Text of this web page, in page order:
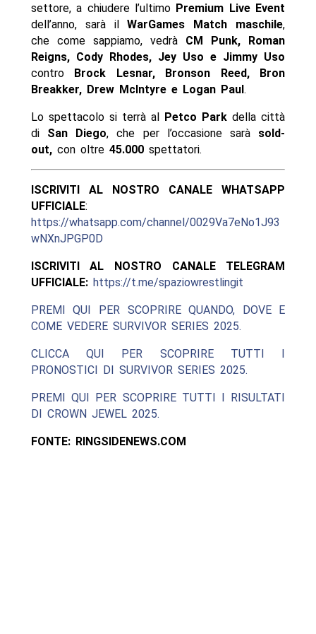
settore, a chiudere l’ultimo Premium Live Event
dell’anno, sarà ilWarGames Match maschile,
che come sappiamo, vedrà CM Punk, Roman
Reigns, Cody Rhodes, Jey Uso e Jimmy Uso
contro
Brock Lesnar, Bronson Reed, Bron
Breakker, Drew McIntyre e Logan Paul .
Lo spettacolo si terrà al Petco Park della città
di San Diego, che per l’occasione sarà sold-
out,con oltre 45.000spettatori.
ISCRIVITI AL NOSTRO CANALE WHATSAPP
UFFICIALE:
https://whatsapp.com/channel/0029Va7eNo1J93
wNXnJPGP0D
ISCRIVITI AL NOSTRO CANALE TELEGRAM
UFFICIALE: https://t.me/spaziowrestlingit
PREMI QUI PER SCOPRIRE QUANDO, DOVE E
COME VEDERE SURVIVOR SERIES 2025.
CLICCA QUI PER SCOPRIRE TUTTI I
PRONOSTICI DI SURVIVOR SERIES 2025.
PREMI QUI PER SCOPRIRE TUTTI I RISULTATI
DI CROWN JEWEL 2025.
FONTE: RINGSIDENEWS.COM